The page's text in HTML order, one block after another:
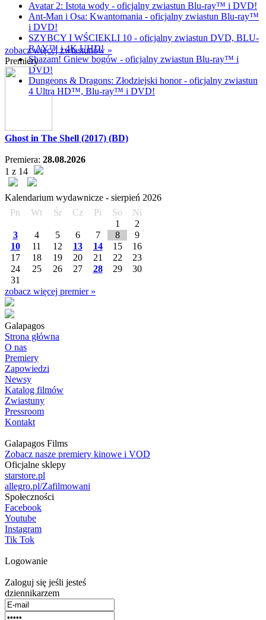
Avatar 2: Istota wody - oficjalny zwiastun Blu-ray™ i DVD!
Ant-Man i Osa: Kwantomania - oficjalny zwiastun Blu-ray™
i DVD!
SZYBCY I WŚCIEKLI 10 - oficjalny zwiastun DVD, BLU-
RAY™ i 4K UHD!
Shazam! Gniew bogów - oficjalny zwiastun Blu-ray™ i
DVD!
Dungeons & Dragons: Złodziejski honor - oficjalny zwiastun
4 Ultra HD™, Blu-ray™ i DVD!
zobacz więcej zwiastunów »
Premiery
Ghost in The Shell (2017) (BD)
Premiera: 28.08.2026
1 z 14
Kalendarium wydawnicze - sierpień 2026
Pn
Wt Śr Cz Pi So
Ni
1
2
3
4 5 6 7 8
9
10
11 12 13 14 15
16
17
18 19 20 21 22
23
24
25 26 27 28 29
30
31
zobacz więcej premier »
Galapagos
Strona główna
O nas
Premiery
Zapowiedzi
Newsy
Katalog filmów
Zwiastuny
Pressroom
Kontakt
Galapagos Films
Zobacz nasze premiery kinowe i VOD
Oficjalne sklepy
starstore.pl
allegro.pl/Zafilmowani
Społeczności
Facebook
Youtube
Instagram
Tik Tok
Logowanie
Zaloguj się jeśli jesteś
dziennikarzem